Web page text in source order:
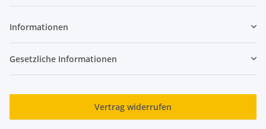
Informationen
Gesetzliche Informationen
Vertrag widerrufen